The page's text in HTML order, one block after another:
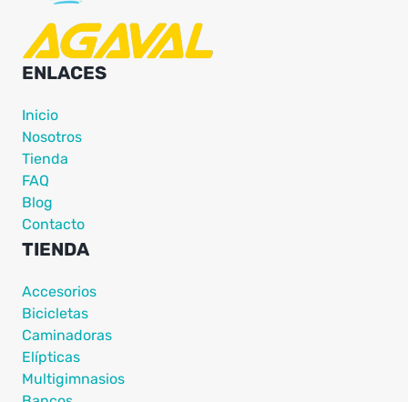
ENLACES
Inicio
Nosotros
Tienda
FAQ
Blog
Contacto
TIENDA
Accesorios
Bicicletas
Caminadoras
Elípticas
Multigimnasios